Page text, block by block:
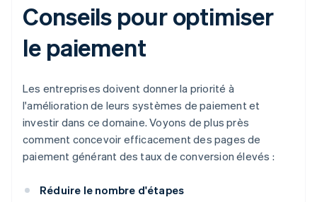
Conseils pour optimiser
le paiement
Les entreprises doivent donner la priorité à
l'amélioration de leurs systèmes de paiement et
investir dans ce domaine. Voyons de plus près
comment concevoir efficacement des pages de
paiement générant des taux de conversion élevés :
Réduire le nombre d'étapes